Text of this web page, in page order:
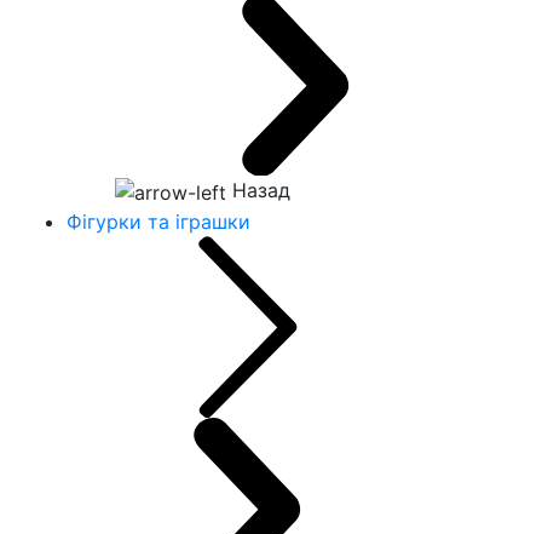
Назад
Фігурки та іграшки